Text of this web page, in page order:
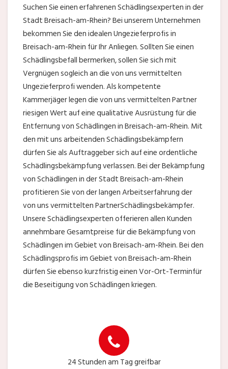
Suchen Sie einen erfahrenen Schädlingsexperten in der
Stadt Breisach-am-Rhein? Bei unserem Unternehmen
bekommen Sie den idealen Ungezieferprofis in
Breisach-am-Rhein für Ihr Anliegen. Sollten Sie einen
Schädlingsbefall bermerken, sollen Sie sich mit
Vergnügen sogleich an die von uns vermittelten
Ungezieferprofi wenden. Als kompetente
Kammerjäger legen die von uns vermittelten Partner
riesigen Wert auf eine qualitative Ausrüstung für die
Entfernung von Schädlingen in Breisach-am-Rhein. Mit
den mit uns arbeitenden Schädlingsbekämpfern
dürfen Sie als Auftraggeber sich auf eine ordentliche
Schädlingsbekämpfung verlassen. Bei der Bekämpfung
von Schädlingen in der Stadt Breisach-am-Rhein
profitieren Sie von der langen Arbeitserfahrung der
von uns vermittelten PartnerSchädlingsbekämpfer.
Unsere Schädlingsexperten offerieren allen Kunden
annehmbare Gesamtpreise für die Bekämpfung von
Schädlingen im Gebiet von Breisach-am-Rhein. Bei den
Schädlingsprofis im Gebiet von Breisach-am-Rhein
dürfen Sie ebenso kurzfristig einen Vor-Ort-Terminfür
die Beseitigung von Schädlingen kriegen.
24 Stunden am Tag greifbar